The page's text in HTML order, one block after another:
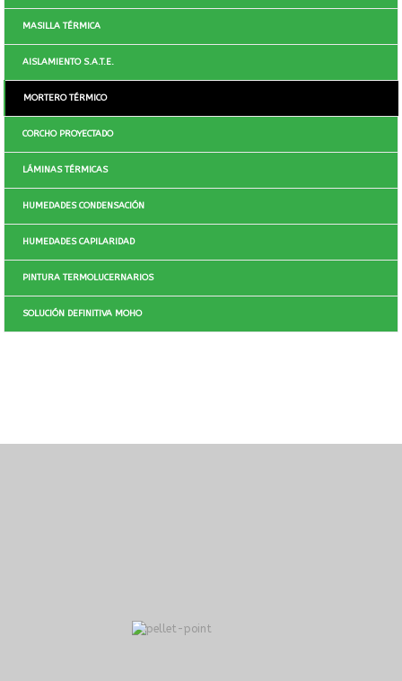
MASILLA TÉRMICA
AISLAMIENTO S.A.T.E.
MORTERO TÉRMICO
CORCHO PROYECTADO
LÁMINAS TÉRMICAS
HUMEDADES CONDENSACIÓN
HUMEDADES CAPILARIDAD
PINTURA TERMOLUCERNARIOS
SOLUCIÓN DEFINITIVA MOHO